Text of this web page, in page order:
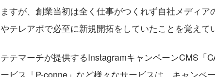
ますが、創業当初は全く仕事がつくれず自社メディ
やテレアポで必至に新規開拓をしていたことを覚えて
テテマーチが提供するInstagramキャンペーンCMS「
ービス「P-conne」など様々なサービスは、キャンペ